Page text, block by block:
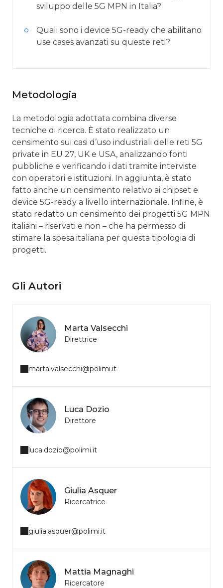
sviluppo delle 5G MPN in Italia?
Quali sono i device 5G-ready che abilitano
use cases avanzati su queste reti?
Metodologia
La metodologia adottata combina diverse
tecniche di ricerca. È stato realizzato un
censimento sui casi d’uso industriali delle reti 5G
private in EU 27, UK e USA, analizzando fonti
pubbliche e verificando i dati tramite interviste
con operatori e istituzioni. In aggiunta, è stato
fatto anche un censimento relativo ai chipset e
device 5G-ready a livello internazionale. Infine, è
stato redatto un censimento dei progetti 5G MPN
italiani – riservati e non – che ha permesso di
stimare la spesa italiana per questa tipologia di
progetti.
Gli Autori
Marta Valsecchi
Direttrice
marta.valsecchi@polimi.it
Luca Dozio
Direttore
luca.dozio@polimi.it
Giulia Asquer
Ricercatrice
giulia.asquer@polimi.it
Mattia Magnaghi
Ricercatore